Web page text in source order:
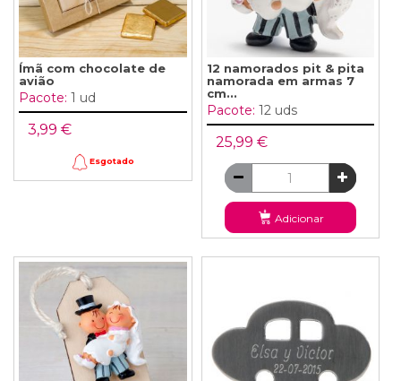
Ímã com chocolate de
avião
Pacote: 1 ud
3,99 €
Esgotado
12 namorados pit & pita
namorada em armas 7
cm...
Pacote: 12 uds
25,99 €
Adicionar